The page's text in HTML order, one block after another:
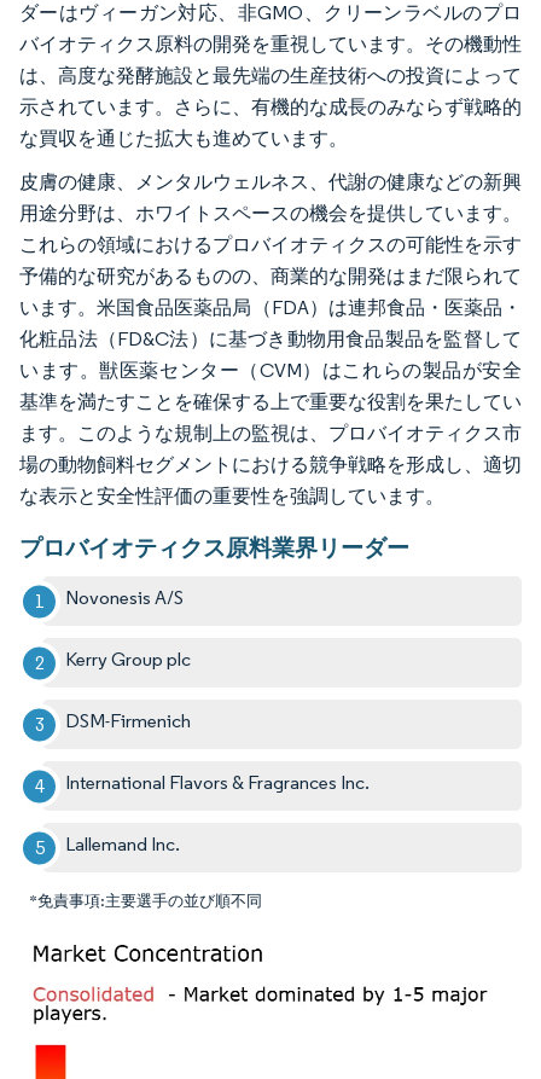
ダーはヴィーガン対応、非GMO、クリーンラベルのプロ
バイオティクス原料の開発を重視しています。その機動性
は、高度な発酵施設と最先端の生産技術への投資によって
示されています。さらに、有機的な成長のみならず戦略的
な買収を通じた拡大も進めています。
皮膚の健康、メンタルウェルネス、代謝の健康などの新興
用途分野は、ホワイトスペースの機会を提供しています。
これらの領域におけるプロバイオティクスの可能性を示す
予備的な研究があるものの、商業的な開発はまだ限られて
います。米国食品医薬品局（FDA）は連邦食品・医薬品・
化粧品法（FD&C法）に基づき動物用食品製品を監督して
います。獣医薬センター（CVM）はこれらの製品が安全
基準を満たすことを確保する上で重要な役割を果たしてい
ます。このような規制上の監視は、プロバイオティクス市
場の動物飼料セグメントにおける競争戦略を形成し、適切
な表示と安全性評価の重要性を強調しています。
プロバイオティクス原料業界リーダー
Novonesis A/S
Kerry Group plc
DSM-Firmenich
International Flavors & Fragrances Inc.
Lallemand Inc.
*免責事項:主要選手の並び順不同